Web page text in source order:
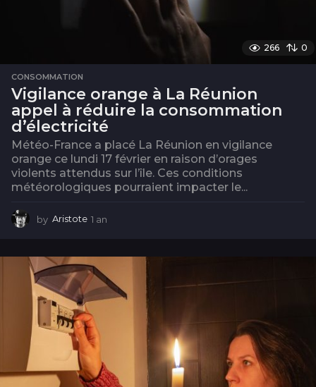
266 0
CONSOMMATION
Vigilance orange à La Réunion
appel à réduire la consommation
d’électricité
Météo-France a placé La Réunion en vigilance
orange ce lundi 17 février en raison d’orages
violents attendus sur l’île. Ces conditions
météorologiques pourraient impacter le...
by Aristote 1 an